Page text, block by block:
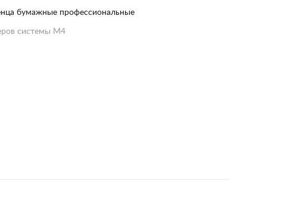
бумажные профессиональные
системы M4